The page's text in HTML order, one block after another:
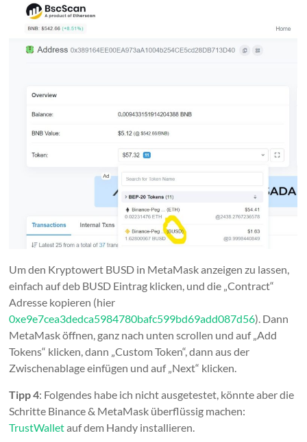
Um den Kryptowert BUSD in MetaMask anzeigen zu lassen,
einfach auf deb BUSD Eintrag klicken, und die „Contract“
Adresse kopieren (hier
0xe9e7cea3dedca5984780bafc599bd69add087d56). Dann
MetaMask öffnen, ganz nach unten scrollen und auf „Add
Tokens“ klicken, dann „Custom Token“, dann aus der
Zwischenablage einfügen und auf „Next“ klicken.
Tipp 4: Folgendes habe ich nicht ausgetestet, könnte aber die
Schritte Binance & MetaMask überflüssig machen:
TrustWalletauf dem Handy installieren.